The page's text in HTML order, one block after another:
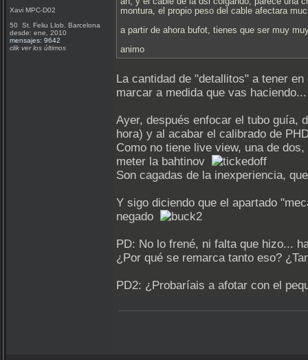
Xavi MPC-D02
50 St. Feliu Llob. Barcelona
desde: ene, 2010
mensajes: 9642
clik ver los últimos
montura, el propio peso del cable afectara
a partir de ahora bufot, tienes que ser muy
animo
La cantidad de "detallitos" a tener
marcar a medida que vas
Ayer, después enfocar el tubo guía,
hora) y al acabar el calibrado de
Como no tiene live view, una de
meter la bahtinov
Son cagadas de la inexperiencia,
Y sigo diciendo que el apartado
negado
PD: No lo frené, ni falta que hizo...
¿Por qué se remarca tanto eso?
PD2: ¿Probaríais a afotar con el